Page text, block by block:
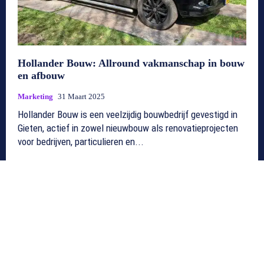
Hollander Bouw: Allround vakmanschap in bouw
en afbouw
Marketing 31 Maart 2025
Hollander Bouw is een veelzijdig bouwbedrijf gevestigd in
Gieten, actief in zowel nieuwbouw als renovatieprojecten
voor bedrijven, particulieren en...